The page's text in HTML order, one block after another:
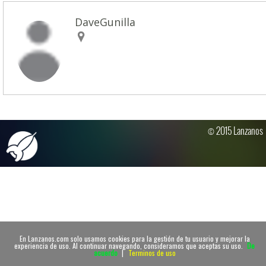
En Lanzanos.com solo usamos cookies para la gestión de tu usuario y mejorar la
experiencia de uso. Al continuar navegando, consideramos que aceptas su uso. De
acuerdo | Terminos de uso
DaveGunilla
© 2015 Lanzanos